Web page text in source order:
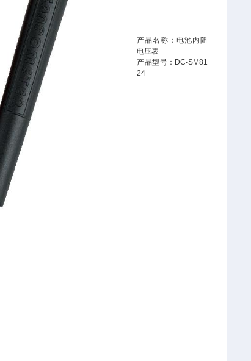
产品名称：电池内阻
电压表
产品型号：DC-SM81
24